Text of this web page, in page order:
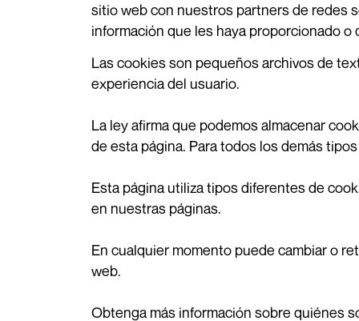
sitio web con nuestros partners de redes
información que les haya proporcionado
Las cookies son pequeños archivos de
experiencia del usuario.
La ley afirma que podemos almacenar
de esta página. Para todos los demás
Esta página utiliza tipos diferentes de
en nuestras páginas.
En cualquier momento puede cambiar o
web.
Obtenga más información sobre quiénes